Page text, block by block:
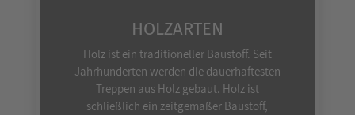
HOLZARTEN
Holz ist ein traditioneller Baustoff. Seit
Jahrhunderten werden die dauerhaftesten
Treppen aus Holz gebaut. Holz ist
schließlich ein zeitgemäßer Baustoff,